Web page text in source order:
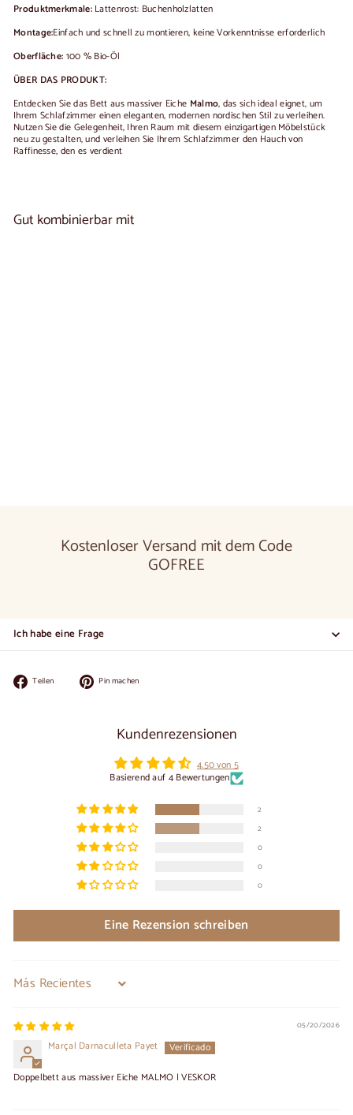
Produktmerkmale:Lattenrost: Buchenholzlatten
Montage:Einfach und schnell zu montieren, keine Vorkenntnisse erforderlich
Oberfläche: 100 % Bio-Öl
ÜBER DAS PRODUKT:
Entdecken Sie das Bett aus massiver Eiche Malmo, das sich ideal eignet, um
Ihrem Schlafzimmer einen eleganten, modernen nordischen Stil zu verleihen.
Nutzen Sie die Gelegenheit, Ihren Raum mit diesem einzigartigen Möbelstück
neu zu gestalten, und verleihen Sie Ihrem Schlafzimmer den Hauch von
Raffinesse, den es verdient
Gut kombinierbar mit
Kostenloser Versand mit dem Code
GOFREE
Ich habe eine Frage
Teilen
Facebook
Pin machen
Kundenrezensionen
4.50 von 5
Basierend auf 4 Bewertungen
2
2
0
0
0
Eine Rezension schreiben
Sort by
05/20/2026
Marçal Darnaculleta Payet
Doppelbett aus massiver Eiche MALMO | VESKOR